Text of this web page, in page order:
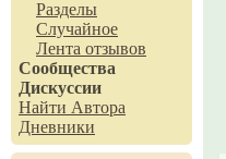
Разделы
Случайное
Лента отзывов
Сообщества
Дискуссии
Найти Автора
Дневники